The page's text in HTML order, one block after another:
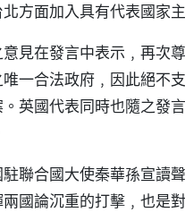
方面加入具有代表國家
見在發言中表示﹐再次
唯一合法政府﹐因此絕不
英國代表同時也隨之發
聯合國大使秦華孫宣讀
國論沉重的打擊﹐也是